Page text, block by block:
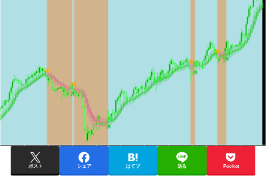
ポスト シェア はてブ 送る Pocket